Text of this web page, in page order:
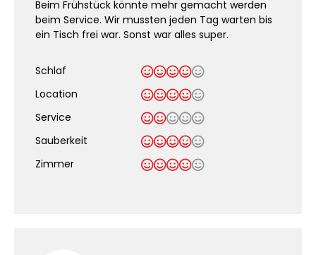
Beim Frühstück könnte mehr gemacht werden
beim Service. Wir mussten jeden Tag warten bis
ein Tisch frei war. Sonst war alles super.
Schlaf
Location
Service
Sauberkeit
Zimmer